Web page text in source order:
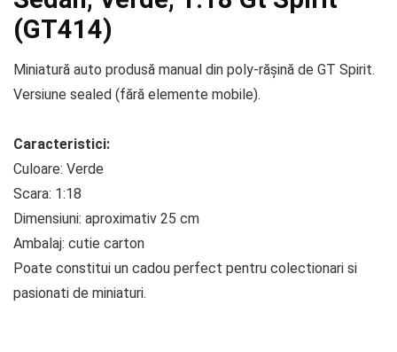
(GT414)
Miniatură auto produsă manual din poly-rășină de GT Spirit.
Versiune sealed (fără elemente mobile).
Caracteristici:
Culoare: Verde
Scara: 1:18
Dimensiuni: aproximativ 25 cm
Ambalaj: cutie carton
Poate constitui un cadou perfect pentru colectionari si
pasionati de miniaturi.